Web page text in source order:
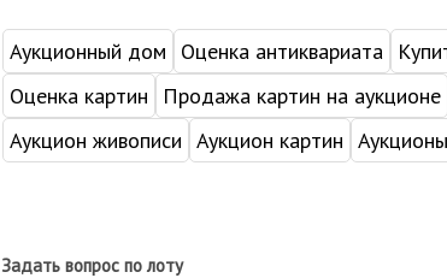
Аукционный дом Оценка антиквариата
Оценка картин
Продажа картин на аукционе
Аукцион живописи Аукцион картин
Задать вопрос по лоту